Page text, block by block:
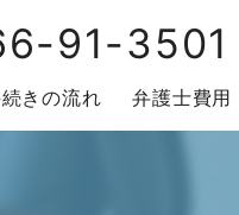
きの流れ 弁護士費用
91-3501